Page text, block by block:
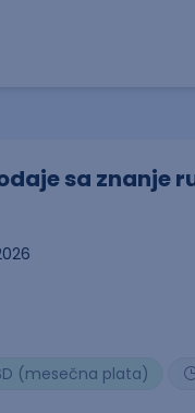
sa znanje
(mesečna plata)